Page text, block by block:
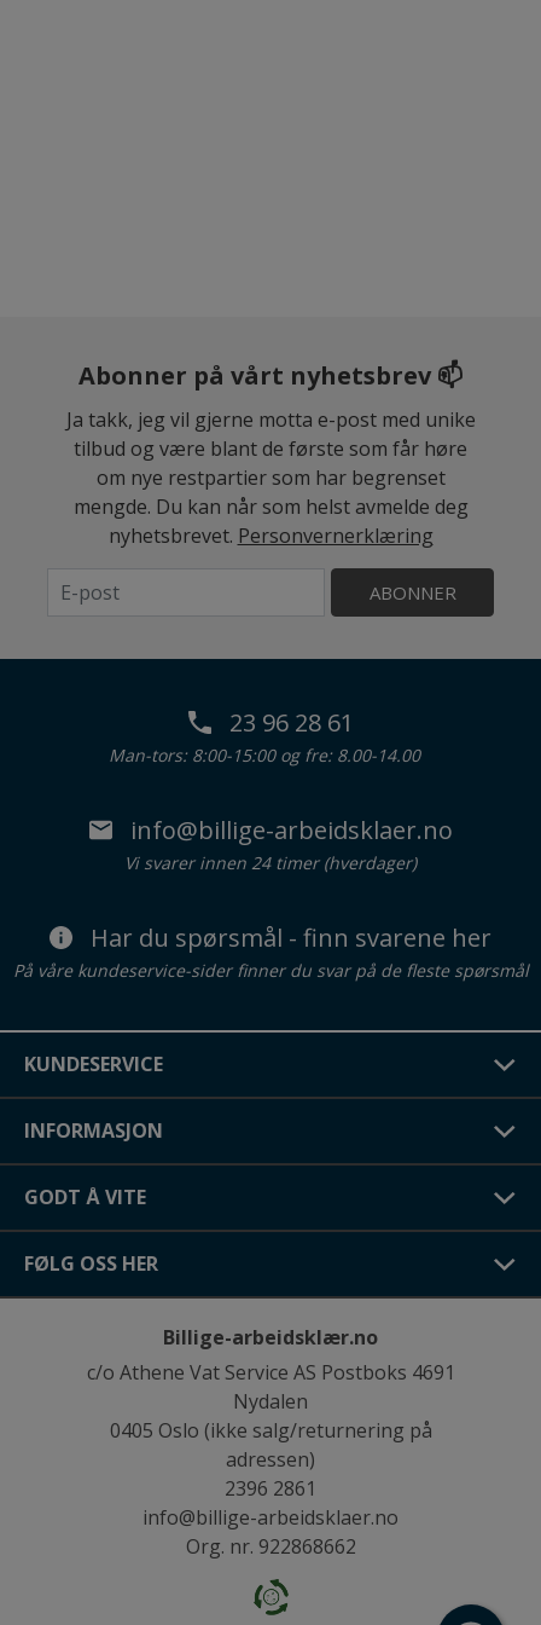
Abonner på vårt nyhetsbrev 📫
Ja takk, jeg vil gjerne motta e-post med unike
tilbud og være blant de første som får høre
om nye restpartier som har begrenset
mengde. Du kan når som helst avmelde deg
nyhetsbrevet. Personvernerklæring
ABONNER
23 96 28 61
Man-tors: 8:00-15:00 og fre: 8.00-14.00
info@billige-arbeidsklaer.no
Vi svarer innen 24 timer (hverdager)
Har du spørsmål - finn svarene her
På våre kundeservice-sider finner du svar på de fleste spørsmål
KUNDESERVICE
INFORMASJON
GODT Å VITE
FØLG OSS HER
Billige-arbeidsklær.no
c/o Athene Vat Service AS Postboks 4691
Nydalen
0405 Oslo (ikke salg/returnering på
adressen)
2396 2861
info@billige-arbeidsklaer.no
Org. nr. 922868662